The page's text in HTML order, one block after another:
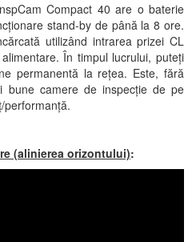
Compact 40 are o baterie
stand-by de până la 8 ore.
utilizând intrarea prizei CL
În timpul lucrului, puteți
permanentă la rețea. Este, fără
bune camere de inspecție de pe
performanță.
(alinierea orizontului):